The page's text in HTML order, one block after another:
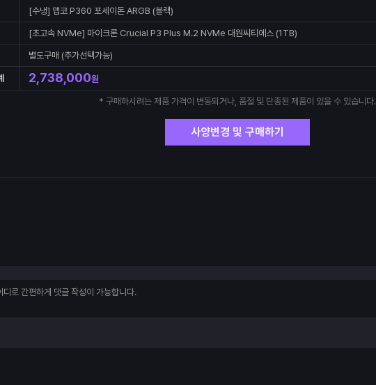
[수냉] 앱코 P360 포세이돈 ARGB (블랙)
[초고속 NVMe] 마이크론 Crucial P3 Plus M.2 NVMe 대원씨티에스 (1TB)
별도구매 (추가선택가능)
2,738,000원
* 구매하시려는 제품 가격이 변동되거나, 품절 및 단종된 제품이 있을 수 있습니다.
사양변경 및 구매하기